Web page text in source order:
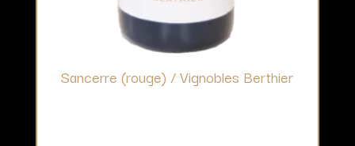
Sancerre (rouge) / Vignobles Berthier